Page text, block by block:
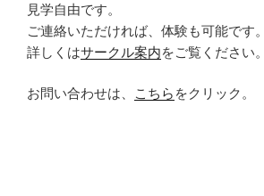
見学自由です。
ご連絡いただければ、体験も可能です。
詳しくはサークル案内をご覧ください。
お問い合わせは、 こちら をクリック。